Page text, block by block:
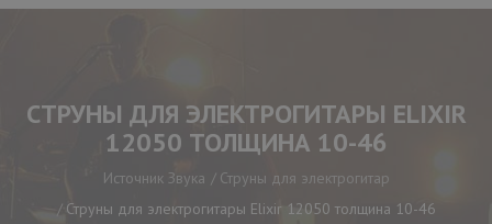
СТРУНЫ ДЛЯ ЭЛЕКТРОГИТАРЫ ELIXIR
12050 ТОЛЩИНА 10-46
Источник Звука
Струны для электрогитар
Струны для электрогитары Elixir 12050 толщина 10-46